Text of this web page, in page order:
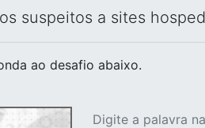
suspeitos a sites
ao desafio abaixo.
Digite a palavra